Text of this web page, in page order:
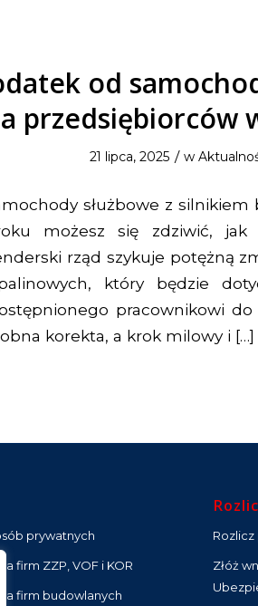
od
przedsiębiorców
21 lipca, 2025 / w
służbowe z silnikiem
możesz się zdziwić,
rząd szykuje potężną
który będzie
pracownikowi do
korekta, a krok milowy i […]
prywatnych
firm ZZP, VOF i KOR
firm budowlanych
Złóż